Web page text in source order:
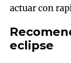
actuar con
eclipse